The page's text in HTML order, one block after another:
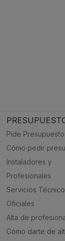
Pide Presupuesto
Cómo pedir
Instaladores y
Profesionales
Servicios
Oficiales
Alta de
Cómo darte de